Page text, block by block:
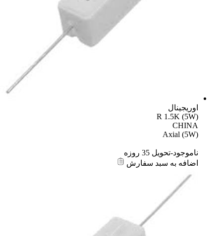
اوریجینال
R 1.5K (5W)
CHINA
Axial (5W)
ناموجود-تحویل 35 روزه
اضافه به سبد سفارش